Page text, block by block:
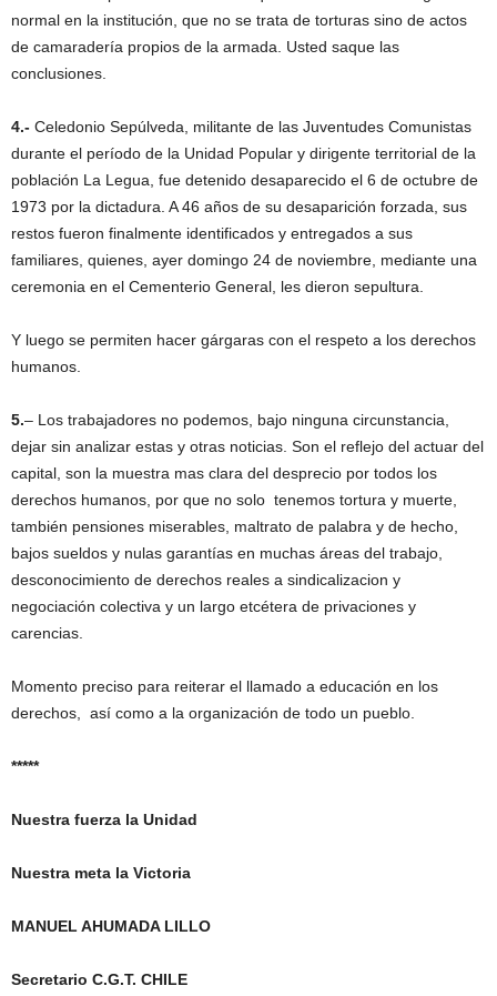
normal en la institución, que no se trata de torturas sino de actos
de camaradería propios de la armada. Usted saque las
conclusiones.
4.- Celedonio Sepúlveda, militante de las Juventudes Comunistas
durante el período de la Unidad Popular y dirigente territorial de la
población La Legua, fue detenido desaparecido el 6 de octubre de
1973 por la dictadura. A 46 años de su desaparición forzada, sus
restos fueron finalmente identificados y entregados a sus
familiares, quienes, ayer domingo 24 de noviembre, mediante una
ceremonia en el Cementerio General, les dieron sepultura.
Y luego se permiten hacer gárgaras con el respeto a los derechos
humanos.
5.– Los trabajadores no podemos, bajo ninguna circunstancia,
dejar sin analizar estas y otras noticias. Son el reflejo del actuar del
capital, son la muestra mas clara del desprecio por todos los
derechos humanos, por que no solo tenemos tortura y muerte,
también pensiones miserables, maltrato de palabra y de hecho,
bajos sueldos y nulas garantías en muchas áreas del trabajo,
desconocimiento de derechos reales a sindicalizacion y
negociación colectiva y un largo etcétera de privaciones y
carencias.
Momento preciso para reiterar el llamado a educación en los
derechos, así como a la organización de todo un pueblo.
*****
Nuestra fuerza la Unidad
Nuestra meta la Victoria
MANUEL AHUMADA LILLO
Secretario C.G.T. CHILE